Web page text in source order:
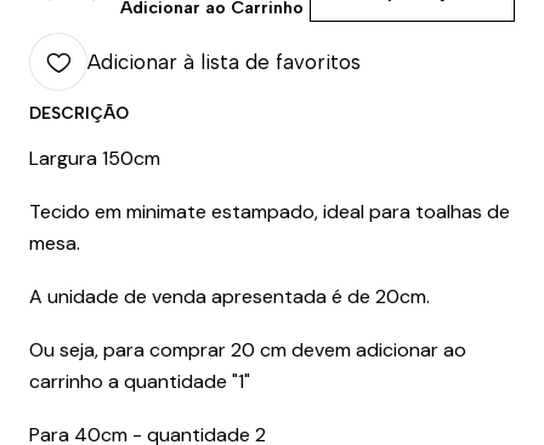
QuantidadeAdicionar ao Carrinho
Adicionar à lista de favoritos
DESCRIÇÃO
Largura 150cm
Tecido em minimate estampado, ideal para toalhas de
mesa.
A unidade de venda apresentada é de 20cm.
Ou seja, para comprar 20 cm devem adicionar ao
carrinho a quantidade "1"
Para 40cm - quantidade 2